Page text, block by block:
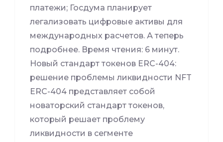
платежи; Госдума планирует
легализовать цифровые активы для
международных расчетов. А теперь
подробнее. Время чтения: 6 минут.
Новый стандарт токенов ERC-404:
решение проблемы ликвидности NFT
ERC-404 представляет собой
новаторский стандарт токенов,
который решает проблему
ликвидности в сегменте